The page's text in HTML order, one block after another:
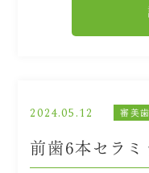
2024.05.12 審美
前歯6本セラミ